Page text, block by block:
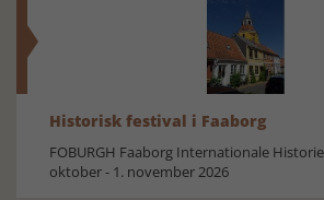
Historisk festival i Faaborg
FOBURGH Faaborg Internationale
oktober - 1. november 2026